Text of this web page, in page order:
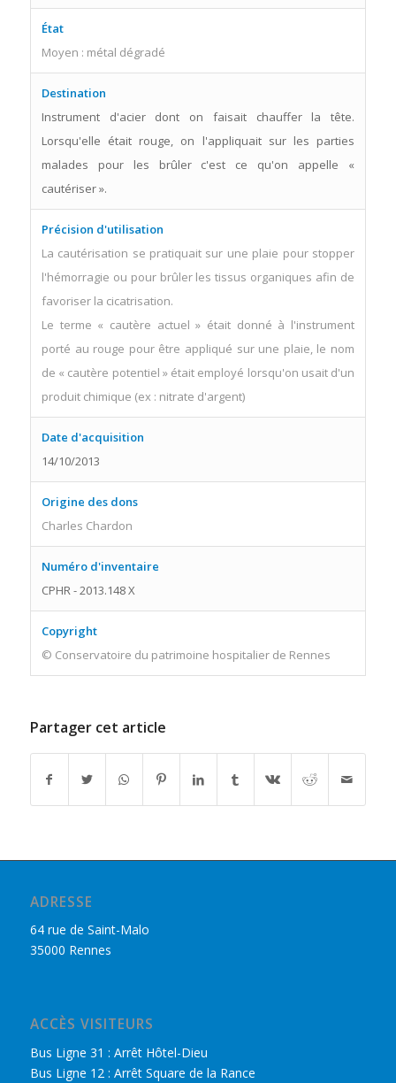
État
Moyen : métal dégradé
Destination
Instrument d'acier dont on faisait chauffer la tête.
Lorsqu'elle était rouge, on l'appliquait sur les parties
malades pour les brûler c'est ce qu'on appelle «
cautériser ».
Précision d'utilisation
La cautérisation se pratiquait sur une plaie pour stopper
l'hémorragie ou pour brûler les tissus organiques afin de
favoriser la cicatrisation.
Le terme « cautère actuel » était donné à l'instrument
porté au rouge pour être appliqué sur une plaie, le nom
de « cautère potentiel » était employé lorsqu'on usait d'un
produit chimique (ex : nitrate d'argent)
Date d'acquisition
14/10/2013
Origine des dons
Charles Chardon
Numéro d'inventaire
CPHR - 2013.148 X
Copyright
© Conservatoire du patrimoine hospitalier de Rennes
Partager cet article
ADRESSE
64 rue de Saint-Malo
35000 Rennes
ACCÈS VISITEURS
Bus Ligne 31 : Arrêt Hôtel-Dieu
Bus Ligne 12 : Arrêt Square de la Rance